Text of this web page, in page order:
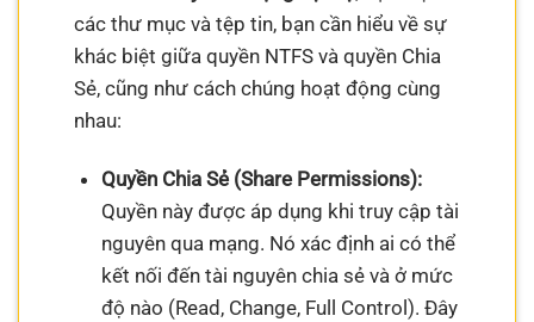
các thư mục và tệp tin, bạn cần hiểu về sự
khác biệt giữa quyền NTFS và quyền Chia
Sẻ, cũng như cách chúng hoạt động cùng
nhau:
Quyền Chia Sẻ (Share Permissions):
Quyền này được áp dụng khi truy cập tài
nguyên qua mạng. Nó xác định ai có thể
kết nối đến tài nguyên chia sẻ và ở mức
độ nào (Read, Change, Full Control). Đây